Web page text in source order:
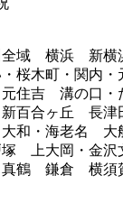
全域 横浜 新横
・桜木町・関内
元住吉 溝の口・
新百合ヶ丘 長
大和・海老名 大
塚 上大岡・金
真鶴 鎌倉 横須